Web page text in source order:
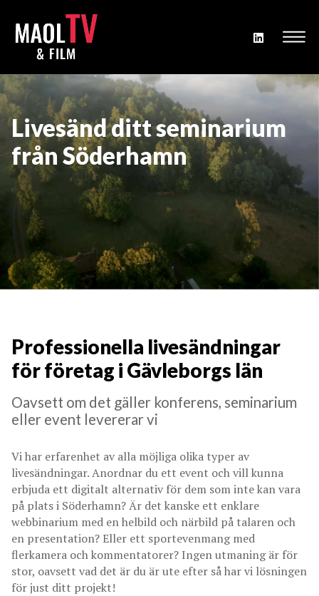
Livesänd ditt seminarium
från Söderhamn
Professionella livesändningar
för företag i Gävleborgs län
Oavsett om det gäller konferens, seminarium
eller event levererar vi
Vi har erfarenhet av alla möjliga olika typer av
livesändningar. Anordnar du ett event och vill kunna
erbjuda ett digitalt alternativ för dem som inte kan vara
på plats i Söderhamn? Är det kanske ett enklare
webbinarium med en helbild och närbild på talaren och
en presentation? Eller ett sportevenmang med
flerkamera och kommentatorer? Ingen utmaning är för
stor, oavsett vad det är du är ute efter så har vi lösningen
för just ditt projekt!